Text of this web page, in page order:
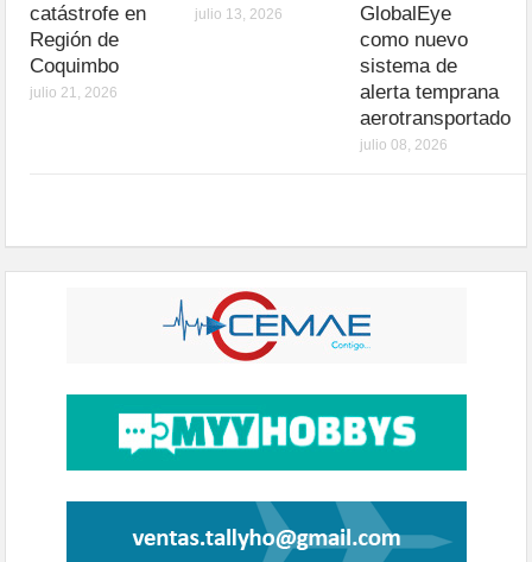
catástrofe en
Región de
Coquimbo
julio 21, 2026
julio 13, 2026
GlobalEye
como nuevo
sistema de
alerta temprana
aerotransportado
julio 08, 2026